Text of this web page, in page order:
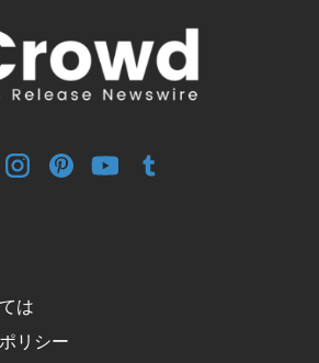
は
リシー